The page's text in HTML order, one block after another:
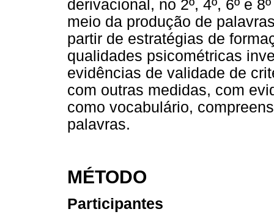
derivacional, no 2º, 4º, 6º e
meio da produção de
partir de estratégias de
qualidades psicométricas
evidências de validade de
com outras medidas, com
como vocabulário,
palavras.
MÉTODO
Participantes